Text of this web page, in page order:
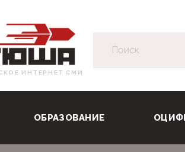
ИНТЕРНЕТ СМИ
ОБРАЗОВАНИЕ